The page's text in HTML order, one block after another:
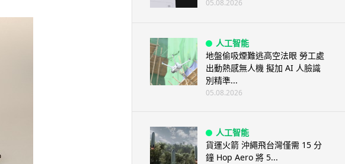
05.08.2026
人工智能
地盤偷吸煙難逃高空法眼 勞工處
出動熱感無人機 擬加 AI 人臉識
別精準...
05.08.2026
人工智能
貨運火箭 沖繩飛台灣僅需 15 分
鐘 Hop Aero 將 5...